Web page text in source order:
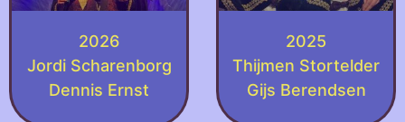
2026
Jordi Scharenborg
Dennis Ernst
2025
Thijmen Stortelder
Gijs Berendsen